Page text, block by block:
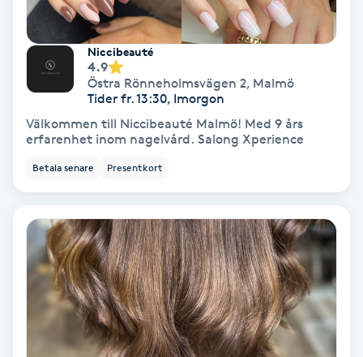
Volymfransar
Vårtor
Yin Yoga
Yoga
Yoga Nidra
Yogamassage
Zonterapi
Niccibeauté
4.9
Östra Rönneholmsvägen 2, Malmö
Tider fr. 13:30, Imorgon
Välkommen till Niccibeauté Malmö! Med 9 års
erfarenhet inom nagelvård. Salong Xperience
Betala senare Presentkort